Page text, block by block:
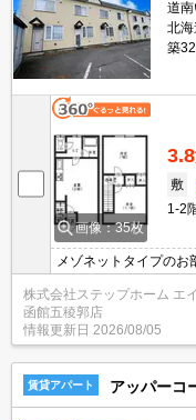
道
北
築
画像：35枚
3.8
敷
1-2
メゾネットタイプの
呂のお湯を沸かす給湯
経済的★
株式会社ステップホーム エ
函館五稜郭店
情報更新日 2026/08/05
賃貸アパート アッパーコ